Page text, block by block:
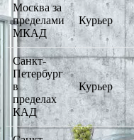
Москва за
пределами
МКАД
Курьер
Санкт-
Петербург
в
пределах
КАД
Курьер